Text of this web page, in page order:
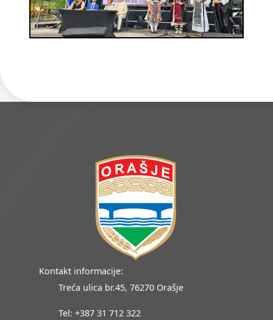
Kontakt informacije:
Treća ulica br.45, 76270 Orašje
Tel: +387 31 712 322